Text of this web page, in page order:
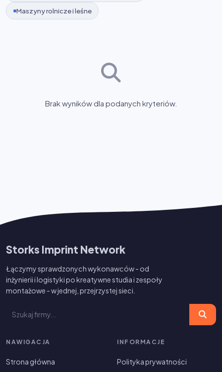
Maszyny rolnicze i leśne
Brak wyników dla podanych kryteriów.
Storks Imprint Network
Łączymy sprawdzonych wykonawców - od
inżynierii i logistyki po kreatywne studia i zespoły
montażowe - w jednej, przejrzystej sieci.
NAWIGACJA
Strona główna
INFORMACJE
Polityka prywatności